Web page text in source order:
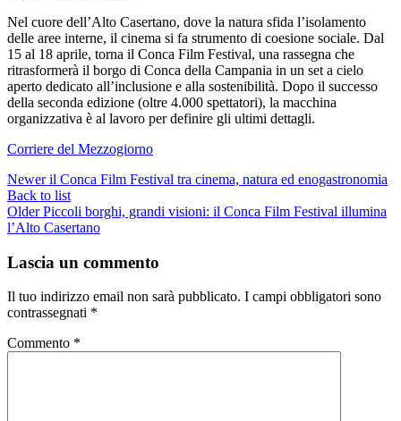
Nel cuore dell’Alto Casertano, dove la natura sfida l’isolamento
delle aree interne, il cinema si fa strumento di coesione sociale. Dal
15 al 18 aprile, torna il Conca Film Festival, una rassegna che
ritrasformerà il borgo di Conca della Campania in un set a cielo
aperto dedicato all’inclusione e alla sostenibilità. Dopo il successo
della seconda edizione (oltre 4.000 spettatori), la macchina
organizzativa è al lavoro per definire gli ultimi dettagli.
Corriere del Mezzogiorno
Newer il Conca Film Festival tra cinema, natura ed enogastronomia
Back to list
Older Piccoli borghi, grandi visioni: il Conca Film Festival illumina
l’Alto Casertano
Lascia un commento
Il tuo indirizzo email non sarà pubblicato. I campi obbligatori sono
contrassegnati *
Commento *